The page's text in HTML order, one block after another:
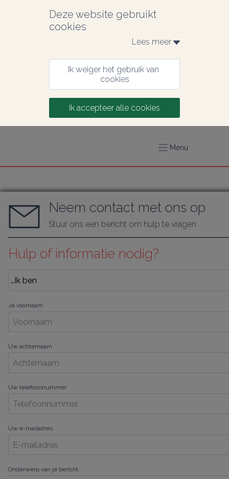
Deze website gebruikt
cookies
Lees meer
Ik weiger het gebruik van
cookies
Ik accepteer alle cookies
Menu
Neem contact met ons op
Stuur ons een bericht om hulp te vragen
Hulp of informatie nodig?
Je voornaam
Uw achternaam
Uw telefoonnummer
Uw e-mailadres
Onderwerp van je bericht